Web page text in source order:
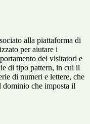
alla piattaforma di
per aiutare i
dei visitatori e
di tipo pattern, in cui il
di numeri e lettere, che
che imposta il